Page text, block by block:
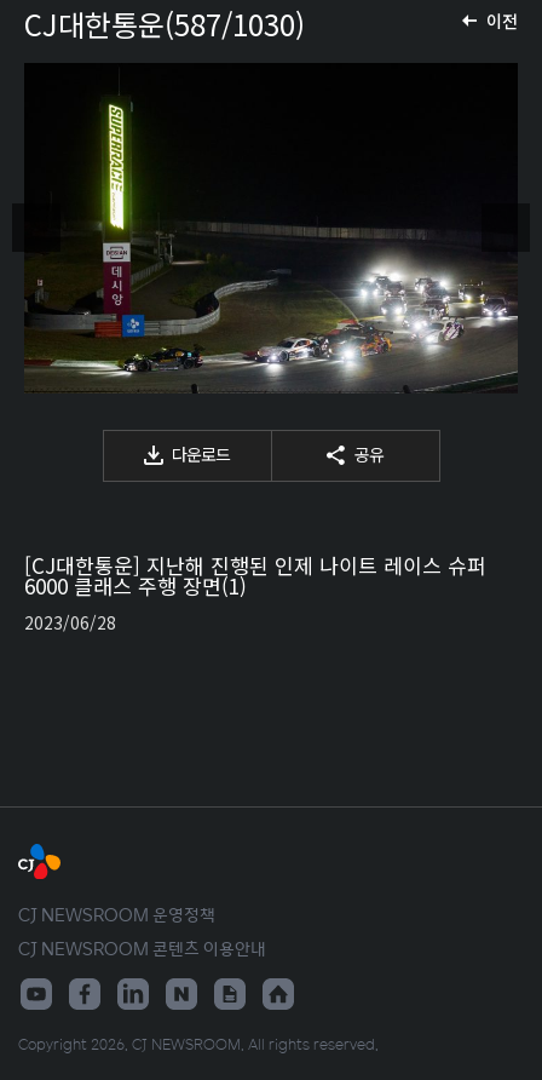
이전
CJ대한통운(587/1030)
다운로드 공유
[CJ대한통운] 지난해 진행된 인제 나이트 레이스 슈퍼
6000 클래스 주행 장면(1)
2023/06/28
CJ NEWSROOM 운영정책
CJ NEWSROOM 콘텐츠 이용안내
Copyright 2026. CJ NEWSROOM. All rights reserved.